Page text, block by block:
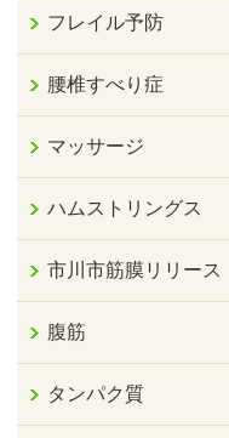
フレイル予防
腰椎すべり症
マッサージ
ハムストリングス
市川市筋膜リリース
腹筋
タンパク質